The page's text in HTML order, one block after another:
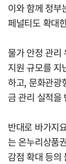
이와 함께 정부
페널티도 확대
물가 안정 관리
지원 규모를
하고, 문화관광
금 관리 실적을
반대로 바가지
는 온누리상품
감점 확대 등의